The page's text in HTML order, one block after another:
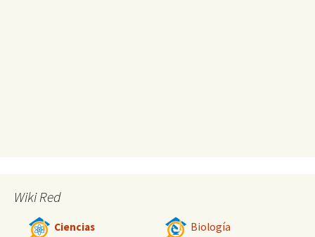
Wiki Red
Ciencias Biología